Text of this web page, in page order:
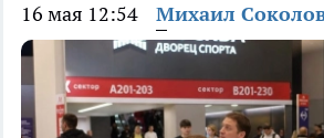
16 мая 12:54 Михаил